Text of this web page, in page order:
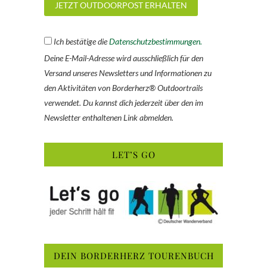
Ich bestätige dieDatenschutzbestimmungen.
Deine E-Mail-Adresse wird ausschließlich für den
Versand unseres Newsletters und Informationen zu
den Aktivitäten von Borderherz® Outdoortrails
verwendet. Du kannst dich jederzeit über den im
Newsletter enthaltenen Link abmelden.
LET’S GO
DEIN BORDERHERZ TOURENBUCH